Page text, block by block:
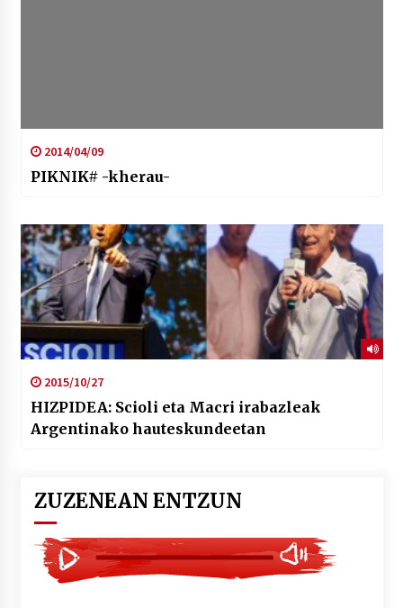
2014/04/09
PIKNIK# -kherau-
2015/10/27
HIZPIDEA: Scioli eta Macri irabazleak
Argentinako hauteskundeetan
ZUZENEAN ENTZUN